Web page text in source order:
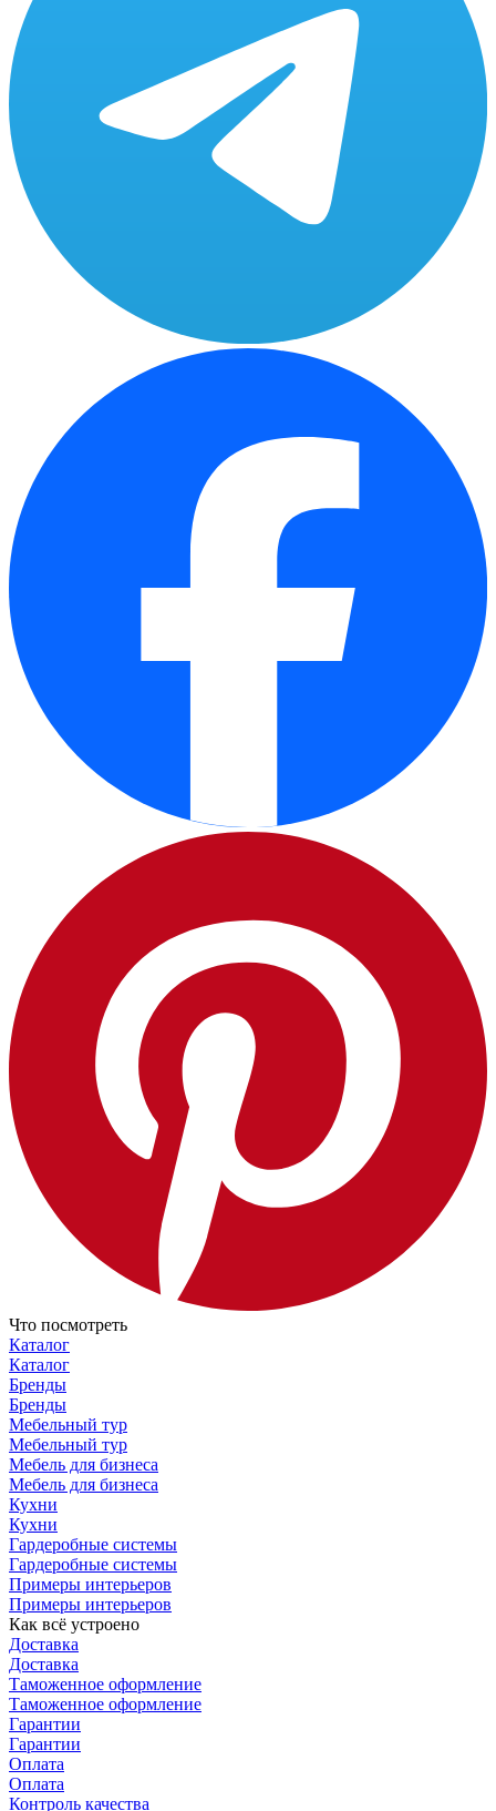
Что посмотреть
Каталог
Каталог
Бренды
Бренды
Мебельный тур
Мебельный тур
Мебель для бизнеса
Мебель для бизнеса
Кухни
Кухни
Гардеробные системы
Гардеробные системы
Примеры интерьеров
Примеры интерьеров
Как всё устроено
Доставка
Доставка
Таможенное оформление
Таможенное оформление
Гарантии
Гарантии
Оплата
Оплата
Контроль качества